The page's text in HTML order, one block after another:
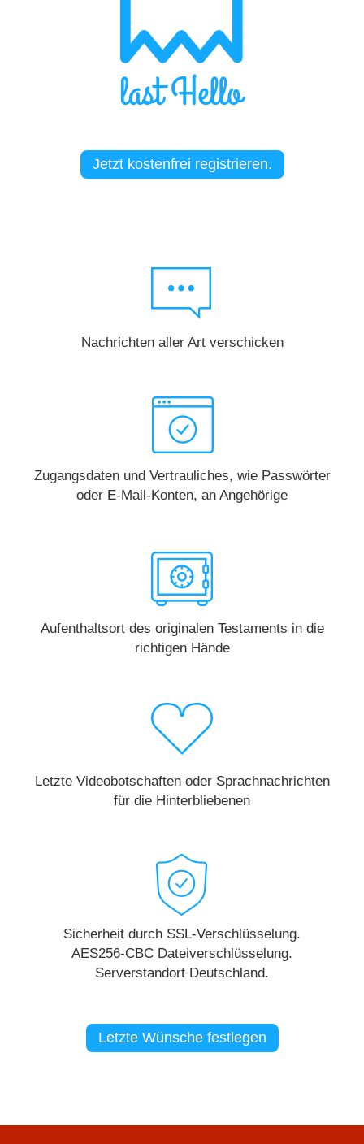
Jetzt kostenfrei registrieren.
Nachrichten aller Art verschicken
Zugangsdaten und Vertrauliches, wie Passwörter
oder E-Mail-Konten, an Angehörige
Aufenthaltsort des originalen Testaments in die
richtigen Hände
Letzte Videobotschaften oder Sprachnachrichten
für die Hinterbliebenen
Sicherheit durch SSL-Verschlüsselung.
AES256-CBC Dateiverschlüsselung.
Serverstandort Deutschland.
Letzte Wünsche festlegen